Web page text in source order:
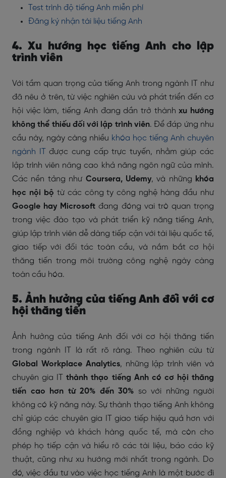
Test trình độ tiếng Anh miễn phí
Đăng ký nhận tài liệu tiếng Anh
4. Xu hướng học tiếng Anh cho lập
trình viên
Với tầm quan trọng của tiếng Anh trong ngành IT như
đã nêu ở trên, từ việc nghiên cứu và phát triển đến cơ
hội việc làm, tiếng Anh đang dần trở thànhxu hướng
không thể thiếu đối với lập trình viên. Để đáp ứng nhu
cầu này, ngày càng nhiều khóa học tiếng Anh chuyên
ngành IT
được cung cấp trực tuyến, nhằm giúp các
lập trình viên nâng cao khả năng ngôn ngữ của mình.
Các nền tảng như Coursera, Udemy, và những khóa
học nội bộ từ các công ty công nghệ hàng đầu như
Google hay Microsoft đang đóng vai trò quan trọng
trong việc đào tạo và phát triển kỹ năng tiếng Anh,
giúp lập trình viên dễ dàng tiếp cận với tài liệu quốc tế,
giao tiếp với đối tác toàn cầu, và nắm bắt cơ hội
thăng tiến trong môi trường công nghệ ngày càng
toàn cầu hóa.
5. Ảnh hưởng của tiếng Anh đối với cơ
hội thăng tiến
Ảnh hưởng của tiếng Anh đối với cơ hội thăng tiến
trong ngành IT là rất rõ ràng. Theo nghiên cứu từ
Global Workplace Analytics, những lập trình viên và
chuyên gia ITthành thạo tiếng Anh có cơ hội thăng
tiến cao hơn từ 20% đến 30% so với những người
không có kỹ năng này. Sự thành thạo tiếng Anh không
chỉ giúp các chuyên gia IT giao tiếp hiệu quả hơn với
đồng nghiệp và khách hàng quốc tế, mà còn cho
phép họ tiếp cận và hiểu rõ các tài liệu, báo cáo kỹ
thuật, cũng như xu hướng mới nhất trong ngành. Do
đó, việc đầu tư vào việc học tiếng Anh là một bước đi